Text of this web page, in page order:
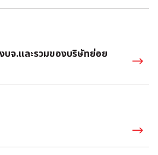
บจ.และรวมของบริษัทย่อย